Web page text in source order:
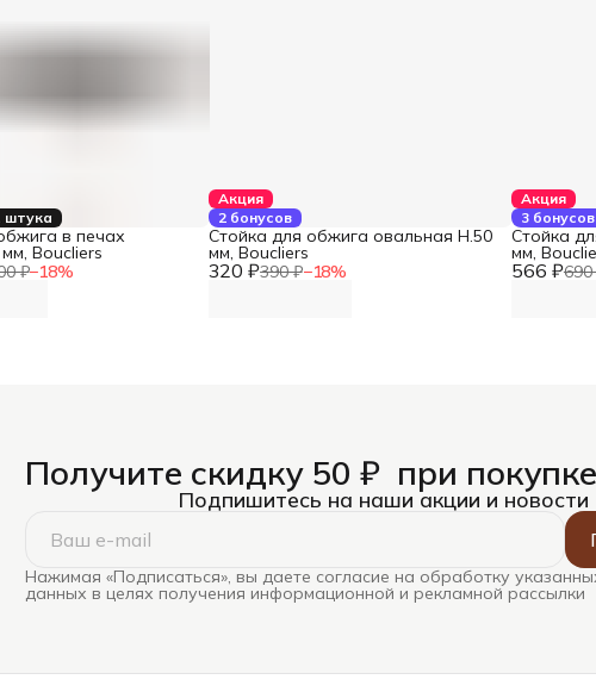
штука
₽−18%
в печах
Boucliers
Акция
2 бонусов
320 ₽390 ₽−18%
Стойка для обжига овальная Н.50
мм, Boucliers
Акция
3 бонусов
566 ₽690
Стойка
мм,
Получите скидку 50 ₽ при
Подпишитесь на наши акции и новости
Нажимая «Подписаться», вы даете согласие на обработку
данных в целях получения информационной и рекламной рассылки